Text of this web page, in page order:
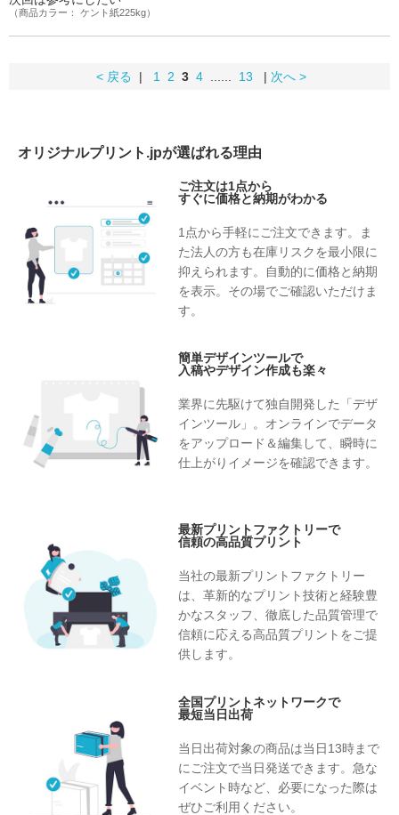
（商品カラー： ケント紙225kg）
< 戻る | 1 2 3 4 13 | 次へ >
オリジナルプリント.jpが選ばれる理由
ご注文は1点から
すぐに価格と納期がわかる
1点から手軽にご注文できます。ま
た法人の方も在庫リスクを最小限に
抑えられます。自動的に価格と納期
を表示。その場でご確認いただけま
す。
簡単デザインツールで
入稿やデザイン作成も楽々
業界に先駆けて独自開発した「デザ
インツール」。オンラインでデータ
をアップロード＆編集して、瞬時に
仕上がりイメージを確認できます。
最新プリントファクトリーで
信頼の高品質プリント
当社の最新プリントファクトリー
は、革新的なプリント技術と経験豊
かなスタッフ、徹底した品質管理で
信頼に応える高品質プリントをご提
供します。
全国プリントネットワークで
最短当日出荷
当日出荷対象の商品は当日13時まで
にご注文で当日発送できます。急な
イベント時など、必要になった際は
ぜひご利用ください。